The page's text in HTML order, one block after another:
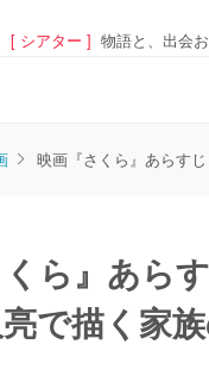
[ シアター ] 物語と、出会お
映画『さくら』あらす
ら』あら
で描く家